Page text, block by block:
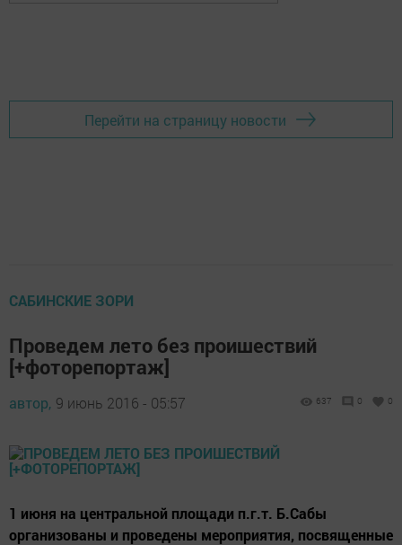
Перейти на страницу новости
САБИНСКИЕ ЗОРИ
Проведем лето без проишествий
[+фоторепортаж]
автор, 9 июнь 2016 - 05:57 637 0 0
1 июня на центральной площади п.г.т. Б.Сабы
организованы и проведены мероприятия, посвященные